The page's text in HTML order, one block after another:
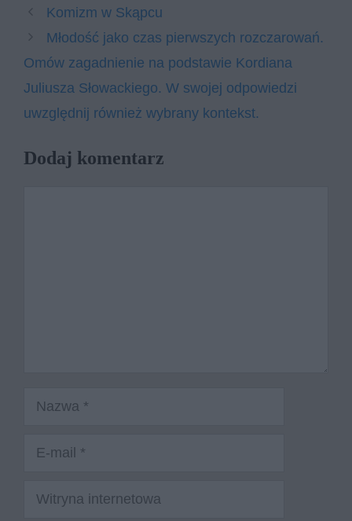
Komizm w Skąpcu
Młodość jako czas pierwszych rozczarowań.
Omów zagadnienie na podstawie Kordiana
Juliusza Słowackiego. W swojej odpowiedzi
uwzględnij również wybrany kontekst.
Dodaj komentarz
Witryna
internetowa